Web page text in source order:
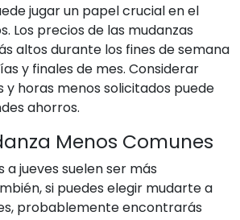
jugar un papel crucial en el
Los precios de las mudanzas
altos durante los fines de semana
y finales de mes. Considerar
y horas menos solicitados puede
ahorros.
Menos Comunes
a jueves suelen ser más
si puedes elegir mudarte a
probablemente encontrarás